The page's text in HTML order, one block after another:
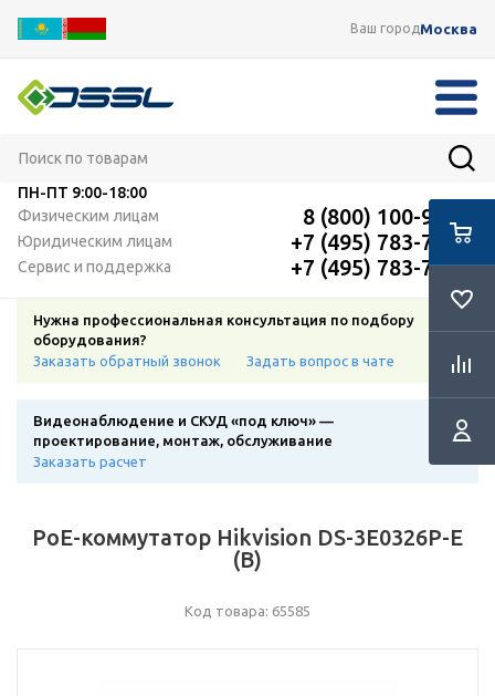
Ваш городМосква
ПН-ПТ 9:00-18:00
Физическим лицам
8 (800) 100-91-12
Юридическим лицам +7 (495) 783-72-87
Сервис и поддержка +7 (495) 783-72-87
Нужна профессиональная консультация по подбору
оборудования?
Заказать обратный звонок
Задать вопрос в чате
Видеонаблюдение и СКУД «под ключ» —
проектирование, монтаж, обслуживание
Заказать расчет
PoE-коммутатор Hikvision DS-3E0326P-E
(B)
Код товара: 65585